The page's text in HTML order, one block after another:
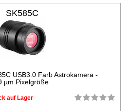
SK585C
USB3.0 Farb Astrokamera -
µm Pixelgröße
auf Lager